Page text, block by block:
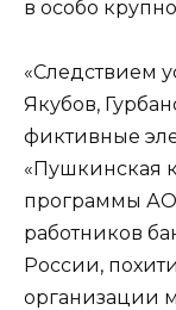
в особо
«Следствием
Якубов,
фиктивные
«Пушкинская
программы АО
работников
России,
организации